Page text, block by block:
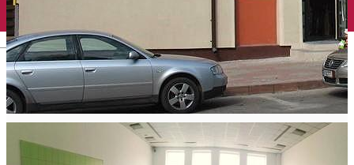
English